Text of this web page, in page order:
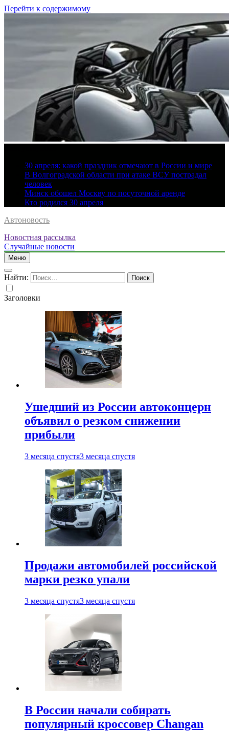
Перейти к содержимому
30 апреля: какой праздник отмечают в России и мире
В Волгоградской области при атаке ВСУ пострадал
человек
Минск обошел Москву по посуточной аренде
Кто родился 30 апреля
Автоновость
Новостная рассылка
Случайные новости
Меню
Найти:
Заголовки
Ушедший из России автоконцерн
объявил о резком снижении
прибыли
3 месяца спустя3 месяца спустя
Продажи автомобилей российской
марки резко упали
3 месяца спустя3 месяца спустя
В России начали собирать
популярный кроссовер Changan